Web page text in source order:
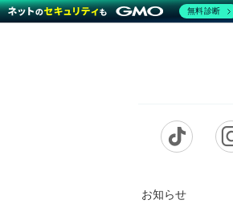
お知らせ
無料診断